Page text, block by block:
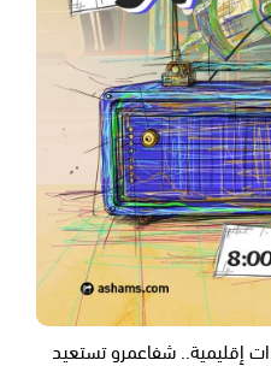
إقليمية.. شفاعمرو تستعيد